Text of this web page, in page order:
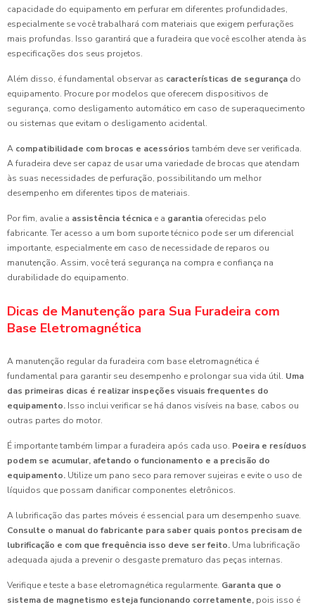
capacidade do equipamento em perfurar em diferentes profundidades,
especialmente se você trabalhará com materiais que exigem perfurações
mais profundas. Isso garantirá que a furadeira que você escolher atenda às
especificações dos seus projetos.
Além disso, é fundamental observar as características de segurança do
equipamento. Procure por modelos que oferecem dispositivos de
segurança, como desligamento automático em caso de superaquecimento
ou sistemas que evitam o desligamento acidental.
A compatibilidade com brocas e acessórios também deve ser verificada.
A furadeira deve ser capaz de usar uma variedade de brocas que atendam
às suas necessidades de perfuração, possibilitando um melhor
desempenho em diferentes tipos de materiais.
Por fim, avalie a assistência técnica e a garantia oferecidas pelo
fabricante. Ter acesso a um bom suporte técnico pode ser um diferencial
importante, especialmente em caso de necessidade de reparos ou
manutenção. Assim, você terá segurança na compra e confiança na
durabilidade do equipamento.
Dicas de Manutenção para Sua Furadeira com
Base Eletromagnética
A manutenção regular da furadeira com base eletromagnética é
fundamental para garantir seu desempenho e prolongar sua vida útil. Uma
das primeiras dicas é realizar inspeções visuais frequentes do
equipamento. Isso inclui verificar se há danos visíveis na base, cabos ou
outras partes do motor.
É importante também limpar a furadeira após cada uso. Poeira e resíduos
podem se acumular, afetando o funcionamento e a precisão do
equipamento. Utilize um pano seco para remover sujeiras e evite o uso de
líquidos que possam danificar componentes eletrônicos.
A lubrificação das partes móveis é essencial para um desempenho suave.
Consulte o manual do fabricante para saber quais pontos precisam de
lubrificação e com que frequência isso deve ser feito. Uma lubrificação
adequada ajuda a prevenir o desgaste prematuro das peças internas.
Verifique e teste a base eletromagnética regularmente. Garanta que o
sistema de magnetismo esteja funcionando corretamente, pois isso é